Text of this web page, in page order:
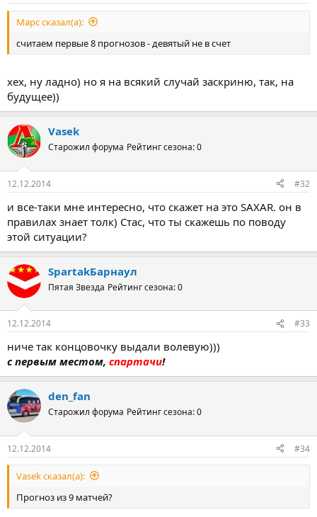
Марс сказал(а):
считаем первые 8 прогнозов - девятый не в счет
хех, ну ладно) но я на всякий случай заскриню, так, на
будущее))
Vasek
Старожил форума Рейтинг сезона: 0
12.12.2014 #32
и все-таки мне интересно, что скажет на это SAXAR. он в
правилах знает толк) Стас, что ты скажешь по поводу
этой ситуации?
SpartakБарнаул
Пятая Звезда Рейтинг сезона: 0
12.12.2014 #33
ниче так концовочку выдали волевую)))
с первым местом, спартачи!
den_fan
Старожил форума Рейтинг сезона: 0
12.12.2014 #34
Vasek сказал(а):
Прогноз из 9 матчей?